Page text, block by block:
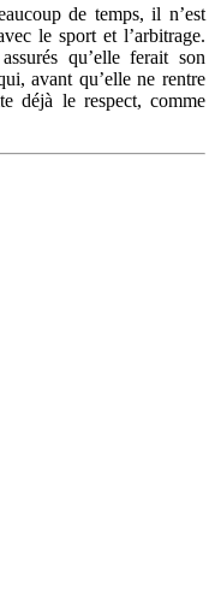
de temps, il n’est
le sport et l’arbitrage.
qu’elle ferait son
avant qu’elle ne rentre
déjà le respect, comme